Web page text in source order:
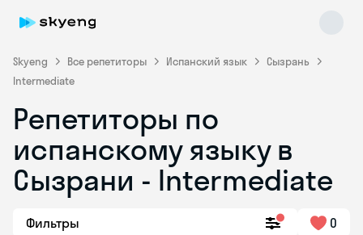
Skyeng Все репетиторы Испанский язык
Сызрань
Intermediate
Репетиторы по
испанскому языку в
Сызрани - Intermediate
Фильтры 0
online